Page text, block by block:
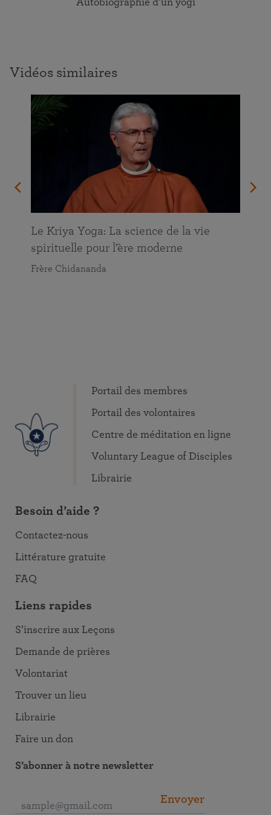
Autobiographie d’un yogi
Vidéos similaires
Le Kriya Yoga: La science de la vie
spirituelle pour l’ère moderne
Frère Chidananda
Portail des membres
Portail des volontaires
Centre de méditation en ligne
Voluntary League of Disciples
Librairie
Besoin d’aide ?
Contactez-nous
Littérature gratuite
FAQ
Liens rapides
S’inscrire aux Leçons
Demande de prières
Volontariat
Trouver un lieu
Librairie
Faire un don
S’abonner à notre newsletter
Envoyer